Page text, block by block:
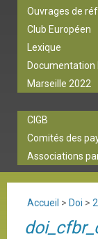
Ouvrages de
Club Européen
Lexique
Documentation
Marseille 2022
CIGB
Comités des
Associations
Accueil > Doi >